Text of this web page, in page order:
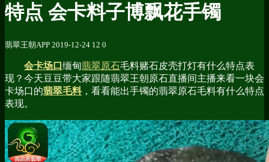
特点 会卡料子博飘花手镯
翡翠王朝APP 2019-12-24 12 0
会卡场口 缅甸翡翠原石毛料赌石皮壳打灯有什么特点表
现？今天豆豆带大家跟随翡翠王朝原石直播间主播来看一块会
卡场口的翡翠毛料，看看能出手镯的翡翠原石毛料有什么特点
表现。